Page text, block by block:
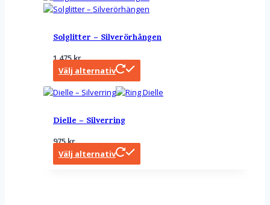
Solglitter – Silverörhängen
1 475kr
Välj alternativ
Dielle – Silverring
975kr
Välj alternativ